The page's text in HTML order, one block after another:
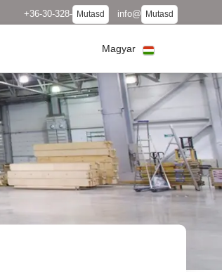
+36-30-328- Mutasd info@ Mutasd
Magyar